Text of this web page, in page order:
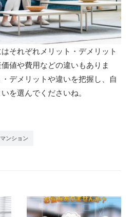
それぞれメリット・デメリット
値や費用などの違いもありま
デメリットや違いを把握し、自
を選んでくださいね。
マンション